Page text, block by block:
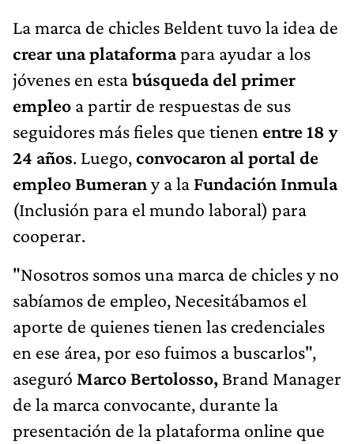
La marca de chicles Beldent tuvo la idea de
crear una plataformapara ayudar a los
jóvenes en estabúsqueda del primer
empleo a partir de respuestas de sus
seguidores más fieles que tienen entre 18 y
24 años. Luego,convocaron al portal de
empleo Bumerany a la Fundación Inmula
(Inclusión para el mundo laboral) para
cooperar.
"Nosotros somos una marca de chicles y no
sabíamos de empleo, Necesitábamos el
aporte de quienes tienen las credenciales
en ese área, por eso fuimos a buscarlos",
aseguró Marco Bertolosso, Brand Manager
de la marca convocante, durante la
presentación de la plataforma online que